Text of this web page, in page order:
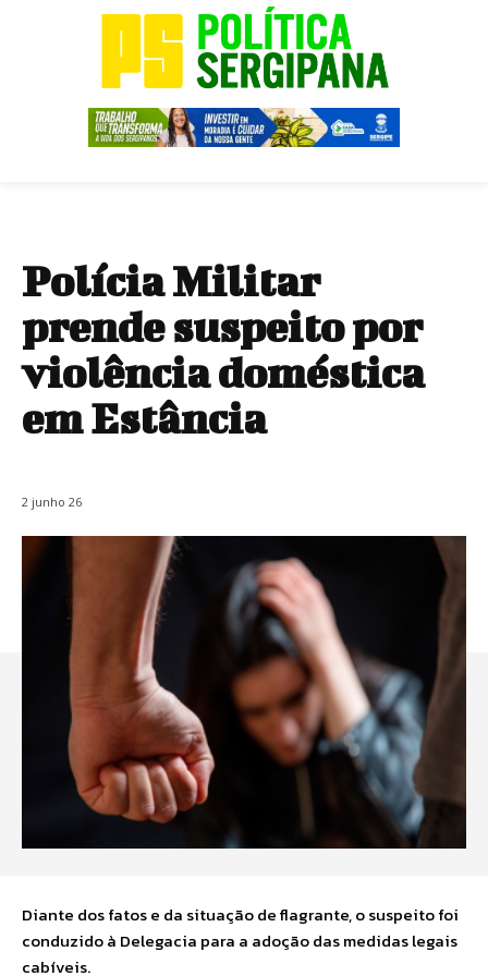
Polícia Militar
prende suspeito por
violência doméstica
em Estância
2 junho 26
Diante dos fatos e da situação de flagrante, o suspeito foi
conduzido à Delegacia para a adoção das medidas legais
cabíveis.